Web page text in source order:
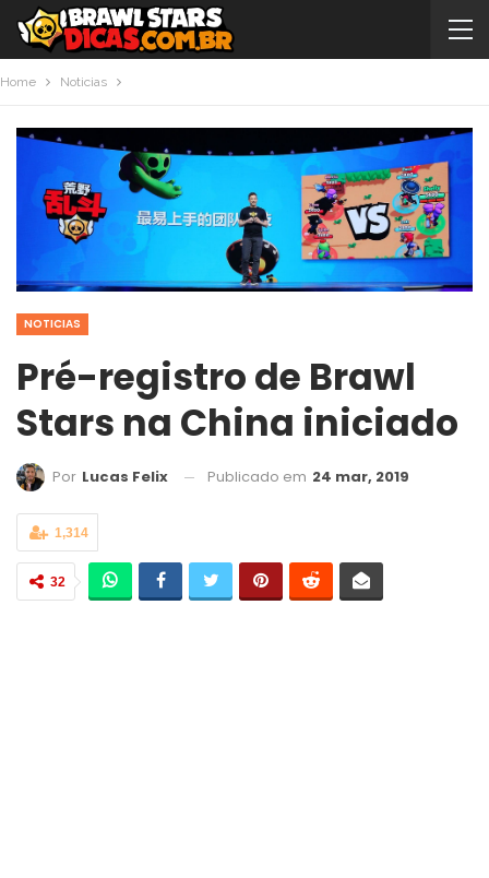
Home Noticias
NOTICIAS
Pré-registro de Brawl
Stars na China iniciado
Por Lucas Felix Publicado em 24 mar, 2019
1,314
32